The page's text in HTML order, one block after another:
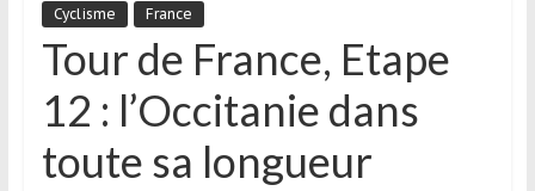
média
sur
tourisme
sportif
qui
Cyclisme France
Tour de France, Etape
12 : l’Occitanie dans
toute sa longueur